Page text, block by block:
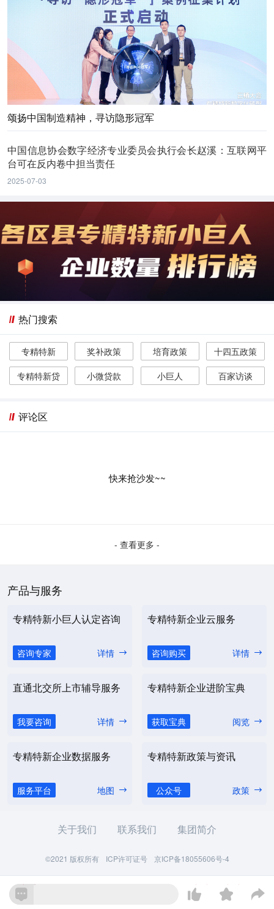
颂扬中国制造精神，寻访隐形冠军
中国信息协会数字经济专业委员会执行会长赵溪：互联网平
台可在反内卷中担当责任
2025-07-03
热门搜索
专精特新 奖补政策 培育政策
十四五政策
专精特新贷
小微贷款 小巨人 百家访谈
评论区
快来抢沙发~~
- 查看更多 -
产品与服务
专精特新小巨人认定咨询
咨询专家 详情
专精特新企业云服务
咨询购买 详情
直通北交所上市辅导服务
我要咨询 详情
专精特新企业进阶宝典
获取宝典 阅览
专精特新企业数据服务
服务平台 地图
专精特新政策与资讯
公众号 政策
关于我们 联系我们 集团简介
©2021 版权所有 ICP许可证号 京ICP备18055606号-4